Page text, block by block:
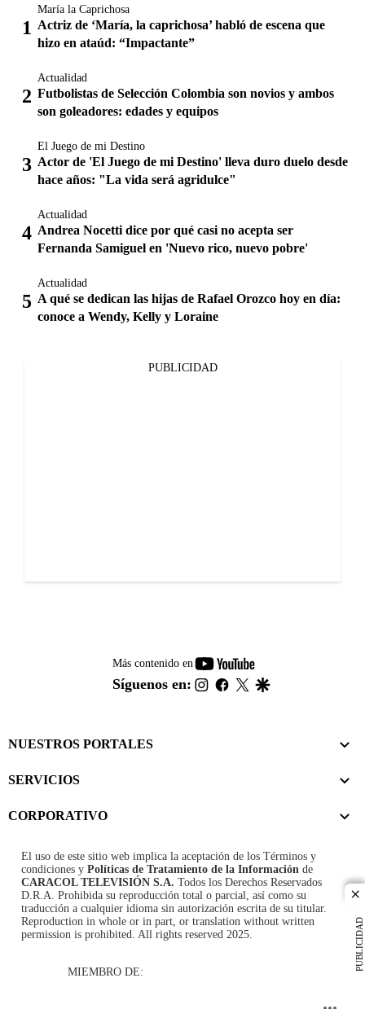
PUBLICIDAD
María la Caprichosa
Actriz de ‘María, la caprichosa’ habló de escena que
hizo en ataúd: “Impactante”
Actualidad
Futbolistas de Selección Colombia son novios y ambos
son goleadores: edades y equipos
El Juego de mi Destino
Actor de 'El Juego de mi Destino' lleva duro duelo desde
hace años: "La vida será agridulce"
Actualidad
Andrea Nocetti dice por qué casi no acepta ser
Fernanda Samiguel en 'Nuevo rico, nuevo pobre'
Actualidad
A qué se dedican las hijas de Rafael Orozco hoy en día:
conoce a Wendy, Kelly y Loraine
PUBLICIDAD
Más contenido en
youtube-
footer
Síguenos en: instagram
facebook
twitter
NUESTROS PORTALES
SERVICIOS
CORPORATIVO
El uso de este sitio web implica la aceptación de los Términos y
condiciones y Políticas de Tratamiento de la Información de
CARACOL TELEVISIÓN S.A. Todos los Derechos Reservados
D.R.A. Prohibida su reproducción total o parcial, así como su
traducción a cualquier idioma sin autorización escrita de su titular.
Reproduction in whole or in part, or translation without written
permission is prohibited. All rights reserved 2025.
MIEMBRO DE: